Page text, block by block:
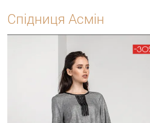
Спідниця Асмін